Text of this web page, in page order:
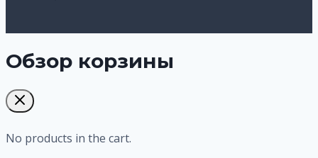
Обзор корзины
No products in the cart.